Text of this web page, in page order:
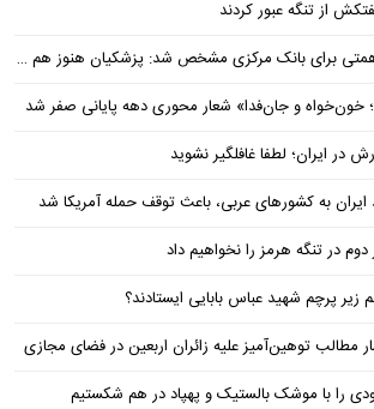
مرکزی مشخص شد: پزشکیان هنوز هم متوجه نشده است چرا همتی استیضاح شد!
خون‌خواه و جان‌فدا» شعار محوری دهه پایانی صفر شد
در ایران؛ لطفا غافلگیر نشوید
به کشورهای عربی، باعث توقف حمله آمریکا شد
در تنگه هرمز را نخواهیم داد
پرچم شهید عباس بابایی ایستادند؟
مطالب توهین‌آمیز علیه زائران اربعین در فضای مجازی
را با موشک بالستیک و پهپاد در هم شکستیم